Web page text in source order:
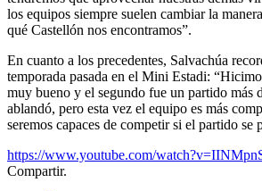
los equipos siempre suelen cambiar la
qué Castellón nos encontramos”.
En cuanto a los precedentes, Salvachúa
temporada pasada en el Mini Estadi:
muy bueno y el segundo fue un partido más
ablandó, pero esta vez el equipo es más
seremos capaces de competir si el partido se
https://www.youtube.com/
Compartir.